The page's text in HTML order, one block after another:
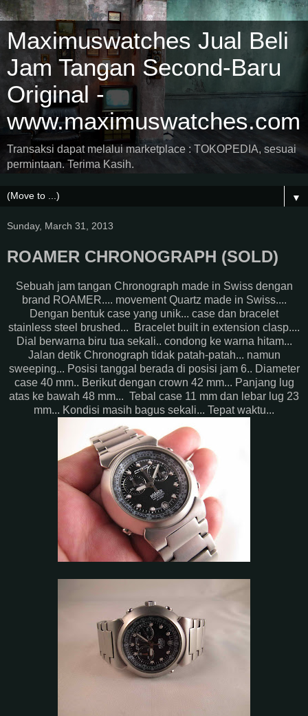
Maximuswatches Jual Beli
Jam Tangan Second-Baru
Original -
www.maximuswatches.com
Transaksi dapat melalui marketplace : TOKOPEDIA, sesuai
permintaan. Terima Kasih.
▼
Sunday, March 31, 2013
ROAMER CHRONOGRAPH (SOLD)
Sebuah jam tangan Chronograph made in Swiss dengan
brand ROAMER.... movement Quartz made in Swiss....
Dengan bentuk case yang unik... case dan bracelet
stainless steel brushed... Bracelet built in extension clasp....
Dial berwarna biru tua sekali.. condong ke warna hitam...
Jalan detik Chronograph tidak patah-patah... namun
sweeping... Posisi tanggal berada di posisi jam 6.. Diameter
case 40 mm.. Berikut dengan crown 42 mm... Panjang lug
atas ke bawah 48 mm... Tebal case 11 mm dan lebar lug 23
mm... Kondisi masih bagus sekali... Tepat waktu...